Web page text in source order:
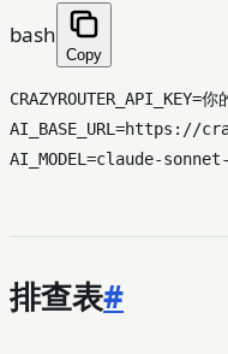
bash
Copy
CRAZYROUTER_API_KEY=
AI_BASE_URL=https://
排查表#